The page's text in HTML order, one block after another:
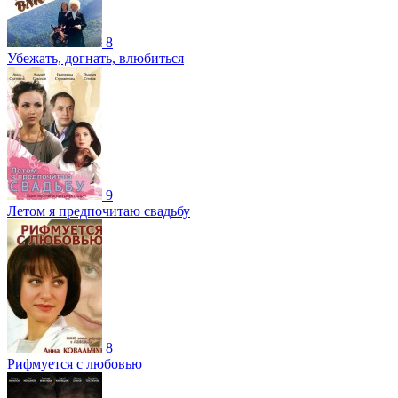
8
Убежать, догнать, влюбиться
9
Летом я предпочитаю свадьбу
8
Рифмуется с любовью